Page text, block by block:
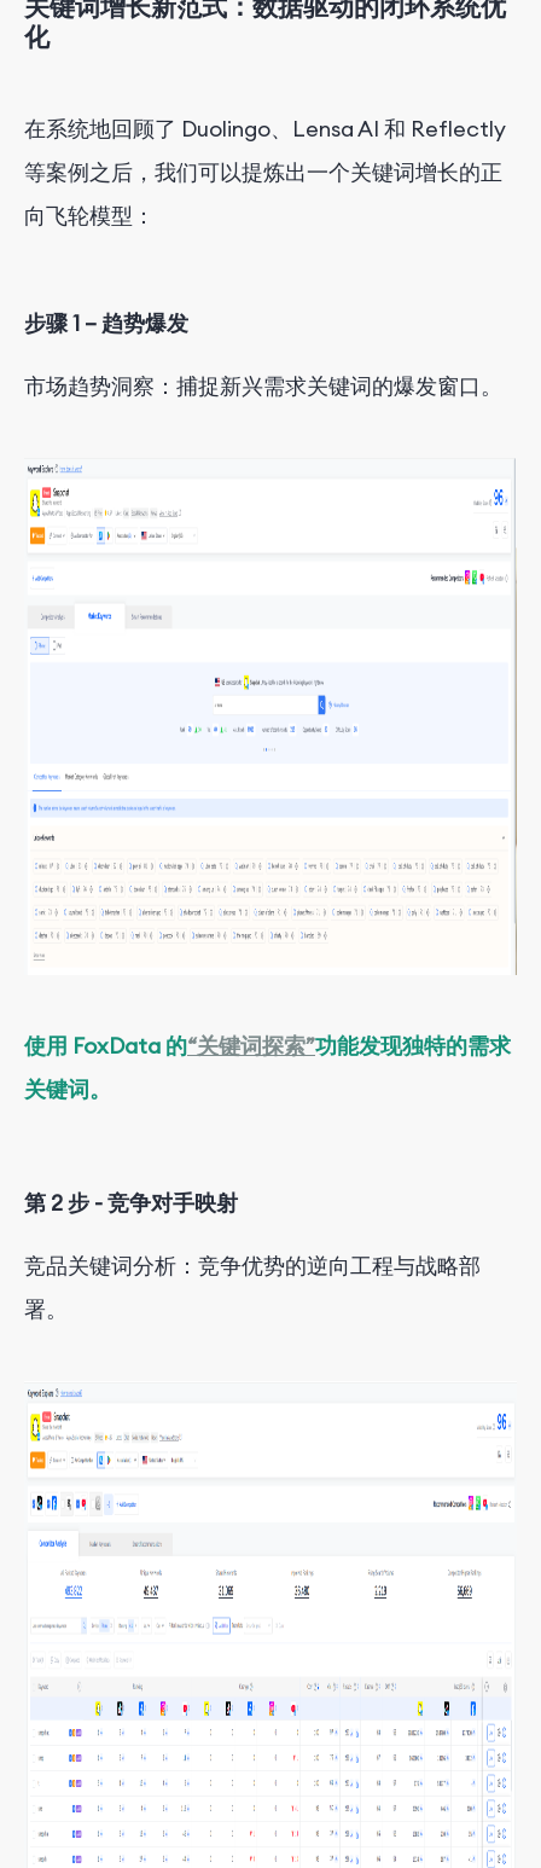
关键词增长新范式：数据驱动的闭环系统优
化
在系统地回顾了 Duolingo、Lensa AI 和 Reflectly
等案例之后，我们可以提炼出一个关键词增长的正
向飞轮模型：
步骤 1 – 趋势爆发
市场趋势洞察：捕捉新兴需求关键词的爆发窗口。
使用 FoxData 的“关键词探索”功能发现独特的需求
关键词。
第 2 步 - 竞争对手映射
竞品关键词分析：竞争优势的逆向工程与战略部
署。